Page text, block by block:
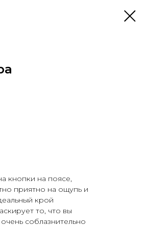
кнопки на поясе,
приятно на ощупь и
крой
то, что вы
соблазнительно